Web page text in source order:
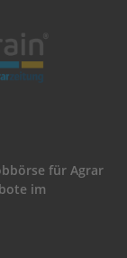
für Agrar
im